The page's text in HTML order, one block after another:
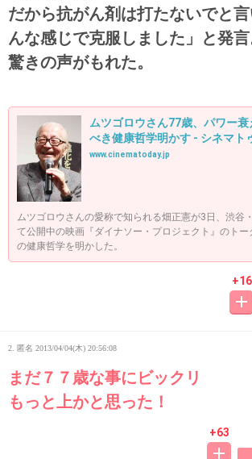
だから抗がん剤は打たないでと
んな感じで克服しました」と発
驚きの声がもれた。
ムツゴロウさん77歳、パワー衰
べき健康哲学明かす - シネマト
www.cinematoday.jp
ムツゴロウさんの愛称で知られる畑正憲が3日、渋谷
て公開中の映画『ダイナソー・プロジェクト』のトー
の健康哲学を明かした。
+16
2. 匿名 2013/04/04(木) 20:56:08
まだ７７歳な事にビックリ
もっと上かと思った！
+63